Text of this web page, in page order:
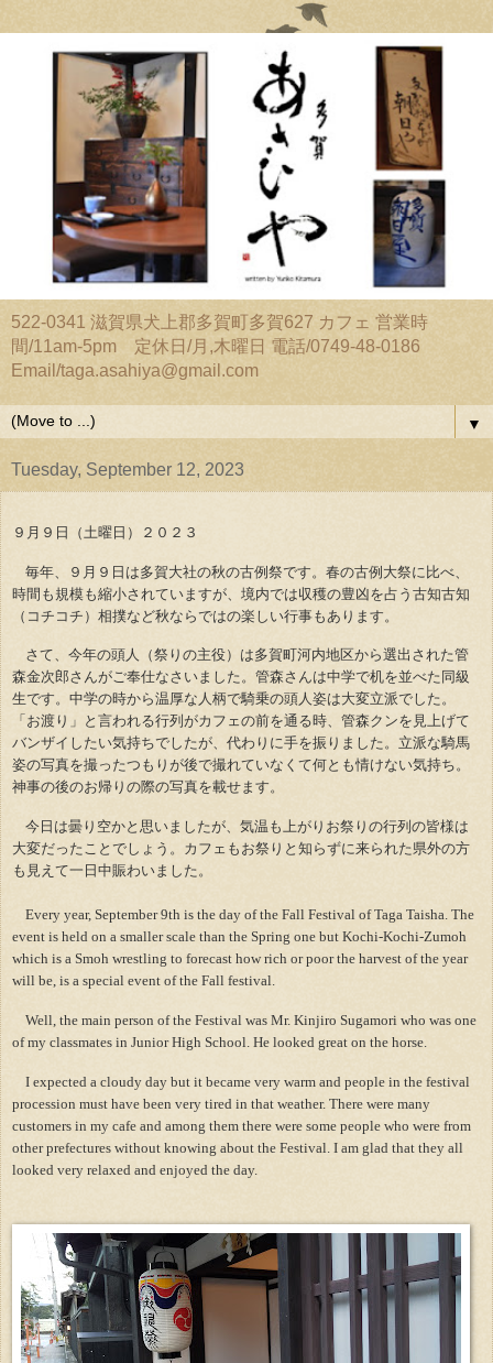
522-0341 滋賀県犬上郡多賀町多賀627 カフェ 営業時
間/11am-5pm 定休日/月,木曜日 電話/0749-48-0186
Email/taga.asahiya@gmail.com
▼
Tuesday, September 12, 2023
９月９日（土曜日）２０２３
毎年、９月９日は多賀大社の秋の古例祭です。春の古例大祭に比べ、
時間も規模も縮小されていますが、境内では収穫の豊凶を占う古知古知
（コチコチ）相撲など秋ならではの楽しい行事もあります。
さて、今年の頭人（祭りの主役）は多賀町河内地区から選出された管
森金次郎さんがご奉仕なさいました。管森さんは中学で机を並べた同級
生です。中学の時から温厚な人柄で騎乗の頭人姿は大変立派でした。
「お渡り」と言われる行列がカフェの前を通る時、管森クンを見上げて
バンザイしたい気持ちでしたが、代わりに手を振りました。立派な騎馬
姿の写真を撮ったつもりが後で撮れていなくて何とも情けない気持ち。
神事の後のお帰りの際の写真を載せます。
今日は曇り空かと思いましたが、気温も上がりお祭りの行列の皆様は
大変だったことでしょう。カフェもお祭りと知らずに来られた県外の方
も見えて一日中賑わいました。
Every year, September 9th is the day of the Fall Festival of Taga Taisha. The
event is held on a smaller scale than the Spring one but Kochi-Kochi-Zumoh
which is a Smoh wrestling to forecast how rich or poor the harvest of the year
will be, is a special event of the Fall festival.
Well, the main person of the Festival was Mr. Kinjiro Sugamori who was one
of my classmates in Junior High School. He looked great on the horse.
I expected a cloudy day but it became very warm and people in the festival
procession must have been very tired in that weather. There were many
customers in my cafe and among them there were some people who were from
other prefectures without knowing about the Festival. I am glad that they all
looked very relaxed and enjoyed the day.